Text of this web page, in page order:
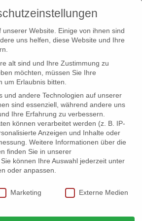
events.de
777 230
Website. Einige von ihnen sind
uns helfen, diese Website und Ihre
alt sind und Ihre Zustimmung zu
möchten, müssen Sie Ihre
um Erlaubnis bitten.
und andere Technologien auf unserer
sind essenziell, während andere uns
Ihre Erfahrung zu verbessern.
können verarbeitet werden (z. B. IP-
Anzeigen und Inhalte oder
Weitere Informationen über die
finden Sie in unserer
Sie können Ihre Auswahl jederzeit unter
oder anpassen.
Marketing Externe Medien